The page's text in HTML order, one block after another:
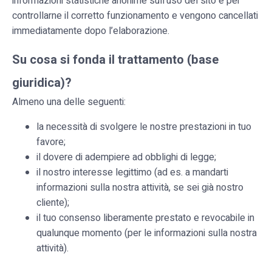
controllarne il corretto funzionamento e vengono cancellati
immediatamente dopo l’elaborazione.
Su cosa si fonda il trattamento (base
giuridica)?
Almeno una delle seguenti:
la necessità di svolgere le nostre prestazioni in tuo
favore;
il dovere di adempiere ad obblighi di legge;
il nostro interesse legittimo (ad es. a mandarti
informazioni sulla nostra attività, se sei già nostro
cliente);
il tuo consenso liberamente prestato e revocabile in
qualunque momento (per le informazioni sulla nostra
attività).